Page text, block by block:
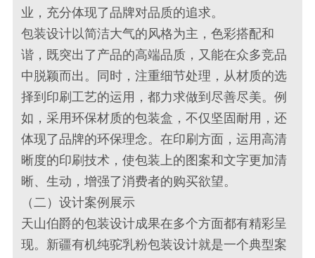
业，充分体现了品牌对品质的追求。
包装设计以简洁大气的风格为主，色彩搭配和
谐，既突出了产品的高端品质，又能在众多竞品
中脱颖而出。同时，注重细节处理，从材质的选
择到印刷工艺的运用，都力求做到尽善尽美。例
如，采用环保材质的包装盒，不仅坚固耐用，还
体现了品牌的环保理念。在印刷方面，运用高清
晰度的印刷技术，使包装上的图案和文字更加清
晰、生动，增强了消费者的购买欲望。
（二）设计案例展示
天山伯爵的包装设计成果在多个方面都有精彩呈
现。新疆有机纯驼乳粉包装设计就是一个典型案